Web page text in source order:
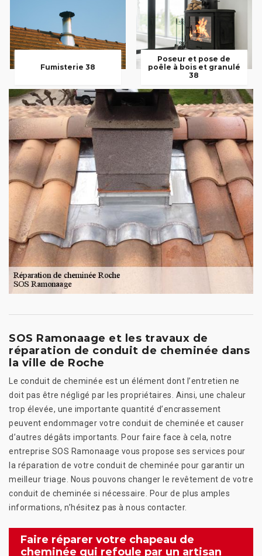
Fumisterie 38
Poseur et pose de
poêle à bois et granulé
38
SOS Ramonaage et les travaux de
réparation de conduit de cheminée dans
la ville de Roche
Le conduit de cheminée est un élément dont l’entretien ne
doit pas être négligé par les propriétaires. Ainsi, une chaleur
trop élevée, une importante quantité d’encrassement
peuvent endommager votre conduit de cheminée et causer
d’autres dégâts importants. Pour faire face à cela, notre
entreprise SOS Ramonaage vous propose ses services pour
la réparation de votre conduit de cheminée pour garantir un
meilleur triage. Nous pouvons changer le revêtement de votre
conduit de cheminée si nécessaire. Pour de plus amples
informations, n’hésitez pas à nous contacter.
Faire réparer votre chapeau de
cheminée qui refoule par un artisan